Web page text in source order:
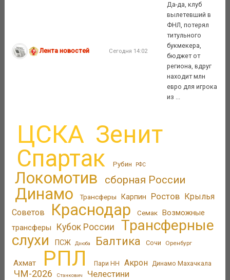
Лента новостей Сегодня 14:02
Да-да, клуб
вылетевший в
ФНЛ, потерял
титульного
букмекера,
бюджет от
региона, вдруг
находит млн
евро для игрока
из ...
ЦСКА Зенит
Спартак Рубин РФС
Локомотив сборная России
Динамо Трансферы Карпин Ростов
Крылья
Советов
Краснодар Семак Возможные
трансферы
Кубок России
Трансферные
слухи
ПСЖ Дзюба Балтика Сочи Оренбург
Ахмат РПЛ Пари НН Акрон Динамо Махачкала
ЧМ-2026 Станкович Челестини